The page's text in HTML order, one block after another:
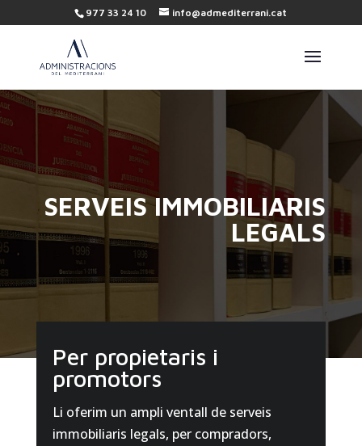
977 33 24 10 info@admediterrani.cat
SERVEIS IMMOBILIARIS
LEGALS
Per propietaris i
promotors
Li oferim un ampli ventall de serveis
immobiliaris legals, per compradors,